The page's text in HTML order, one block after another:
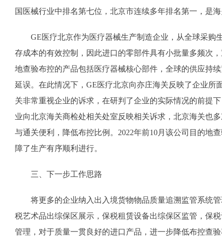
国医械行业中排名第七位，北京市连续多年排名第一，是
GE医疗北京作为医疗器械生产制造企业，从全球采
存成本的有效控制，因此进口的零部件具有小批量多频次
地查验布控的产品包括医疗器械核心部件，全球的供应持
延误。在此情况下，GE医疗北京向亦庄海关反映了企业
关非常重视企业的诉求，在研判了企业的实际情况的前提
业向北京海关商检处相关处室反映相关诉求，北京海关也
与通关便利，降低布控比例。2022年前10月该公司目的地
障了生产有序顺利进行。
三、下一步工作思路
将更多的企业纳入出入境货物物品质量追溯监管系统
税艺术品出综保区展示，保税租赁设备出综保区监管，保
管理，对于质量一贯良好的进口产品，进一步降低布控查